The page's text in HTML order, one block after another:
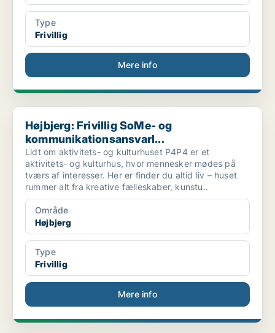
Type
Frivillig
Mere info
Højbjerg: Frivillig SoMe- og kommunikationsansvarl...
Højbjerg: Frivillig SoMe- og
kommunikationsansvarl...
Lidt om aktivitets- og kulturhuset P4P4 er et
aktivitets- og kulturhus, hvor mennesker mødes på
tværs af interesser. Her er finder du altid liv – huset
rummer alt fra kreative fælleskaber, kunstu..
Område
Højbjerg
Type
Frivillig
Mere info